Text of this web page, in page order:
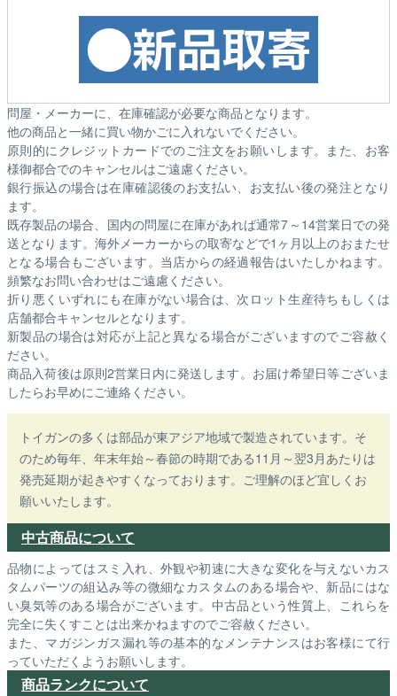
問屋・メーカーに、在庫確認が必要な商品となります。
他の商品と一緒に買い物かごに入れないでください。
原則的にクレジットカードでのご注文をお願いします。また、お客
様御都合でのキャンセルはご遠慮ください。
銀行振込の場合は在庫確認後のお支払い、お支払い後の発注となり
ます。
既存製品の場合、国内の問屋に在庫があれば通常7～14営業日での発
送となります。海外メーカーからの取寄などで1ヶ月以上のおまたせ
となる場合もございます。 当店からの経過報告はいたしかねます。
頻繁なお問い合わせはご遠慮ください。
折り悪くいずれにも在庫がない場合は、次ロット生産待ちもしくは
店舗都合キャンセルとなります。
新製品の場合は対応が上記と異なる場合がございますのでご容赦く
ださい。
商品入荷後は原則2営業日内に発送します。お届け希望日等ございま
したらお早めにご連絡ください。
トイガンの多くは部品が東アジア地域で製造されています。そ
のため毎年、年末年始～春節の時期である11月～翌3月あたりは
発売延期が起きやすくなっております。ご理解のほど宜しくお
願いいたします。
中古商品について
品物によってはスミ入れ、外観や初速に大きな変化を与えないカス
タムパーツの組込み等の微細なカスタムのある場合や、新品にはな
い臭気等のある場合がございます。中古品という性質上、これらを
完全に失くすことは出来かねますのでご容赦ください。
また、マガジンガス漏れ等の基本的なメンテナンスはお客様にて行
っていただくようお願いします。
商品ランクについて